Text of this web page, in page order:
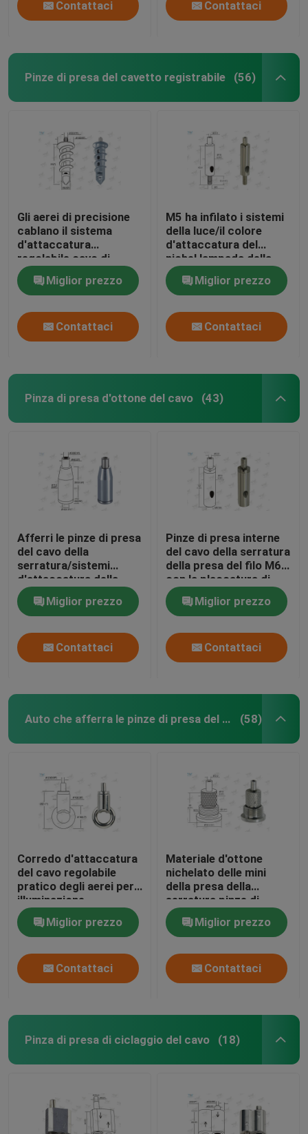
Contattaci Contattaci
Pinze di presa del cavetto registrabile (56)
Gli aerei di precisione
cablano il sistema
d'attaccatura
regolabile cavo di
cavo/dei montaggi
Miglior prezzo
Contattaci
M5 ha infilato i sistemi
della luce/il colore
d'attaccatura del
nichel lampada della
sospensione
Miglior prezzo
Contattaci
Pinza di presa d'ottone del cavo (43)
Afferri le pinze di presa
del cavo della
serratura/sistemi
d'attaccatura della
luce per la sospensione
dei segniMiglior prezzo
Contattaci
Pinze di presa interne
del cavo della serratura
della presa del filo M6
con la placcatura di
colore di Chrome del
nichelMiglior prezzo
Contattaci
Auto che afferra le pinze di presa del cavo (58)
Corredo d'attaccatura
del cavo regolabile
pratico degli aerei per
illuminazione
architettonica
Miglior prezzo
Contattaci
Materiale d'ottone
nichelato delle mini
della presa della
serratura pinze di
presa del cavo con una
base Miglior prezzo
Contattaci
Pinza di presa di ciclaggio del cavo (18)